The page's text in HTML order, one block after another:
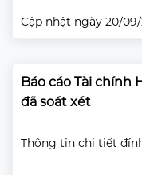
Cập nhật ngày 20/09/
Báo cáo Tài chính
đã soát xét
Thông tin chi tiết